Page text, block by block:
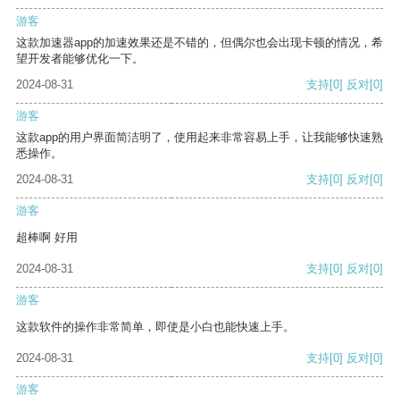
游客
这款加速器app的加速效果还是不错的，但偶尔也会出现卡顿的情况，希
望开发者能够优化一下。
2024-08-31
支持[0] 反对[0]
游客
这款app的用户界面简洁明了，使用起来非常容易上手，让我能够快速熟
悉操作。
2024-08-31
支持[0] 反对[0]
游客
超棒啊 好用
2024-08-31 支持[0] 反对[0]
游客
这款软件的操作非常简单，即使是小白也能快速上手。
2024-08-31 支持[0] 反对[0]
游客